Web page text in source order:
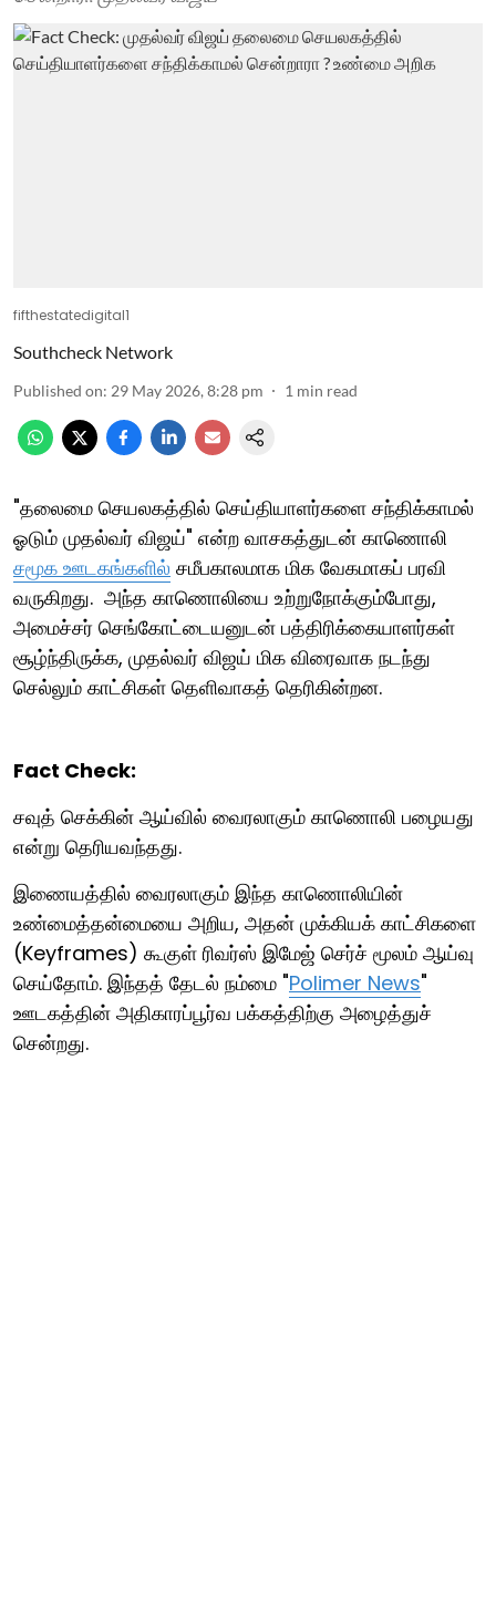
fifthestatedigital1
Southcheck Network
Published on: 29 May 2026, 8:28 pm 1 min read
"தலைமை செயலகத்தில் செய்தியாளர்களை சந்திக்காமல்
ஓடும் முதல்வர் விஜய்" என்ற வாசகத்துடன் காணொலி
சமூக ஊடகங்களில் சமீபகாலமாக மிக வேகமாகப் பரவி
வருகிறது. அந்த காணொலியை உற்றுநோக்கும்போது,
அமைச்சர் செங்கோட்டையனுடன் பத்திரிக்கையாளர்கள்
சூழ்ந்திருக்க, முதல்வர் விஜய் மிக விரைவாக நடந்து
செல்லும் காட்சிகள் தெளிவாகத் தெரிகின்றன.
Fact Check:
சவுத் செக்கின் ஆய்வில் வைரலாகும் காணொலி பழையது
என்று தெரியவந்தது.
இணையத்தில் வைரலாகும் இந்த காணொலியின்
உண்மைத்தன்மையை அறிய, அதன் முக்கியக் காட்சிகளை
(Keyframes) கூகுள் ரிவர்ஸ் இமேஜ் செர்ச் மூலம் ஆய்வு
செய்தோம். இந்தத் தேடல் நம்மை "Polimer News"
ஊடகத்தின் அதிகாரப்பூர்வ பக்கத்திற்கு அழைத்துச்
சென்றது.